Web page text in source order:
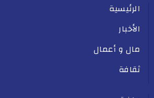
الرئيسية
الأخبار
مال و أعمال
ثقافة